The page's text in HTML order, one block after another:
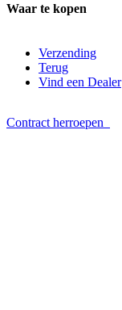
Waar te kopen
Verzending
Terug
Vind een Dealer
Contract herroepen